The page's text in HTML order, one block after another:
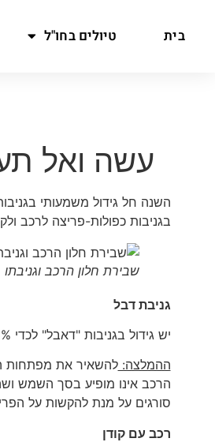
בית טיולים בחו"ל
עשה ואל
השנה חל גידול משמעותי
בגניבות כפולות-פריצה לרכב
שבירת חלון הרכב וגניבתו
גניבת דבל
יש גידול בגניבות "דאבל" לכדי 25%. מדובר בגניבה שהגנב פורץ קודם לבית, לוקח את מפתחות הרכב ובאמצעותם גונב את הרכב.
ההמלצה:להשאיר את מפתחות
הרכב אינו מופיע בסך השמש
סורגים על מנת להקשות על
רכב עם קודן